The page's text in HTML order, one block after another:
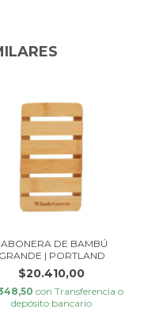
DE BAMBÚ
GRANDE | PORTLAND
$20.410,00
con Transferencia o
depósito bancario